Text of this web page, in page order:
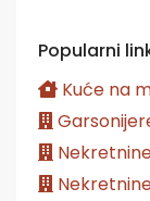
Popularni
Kuće na